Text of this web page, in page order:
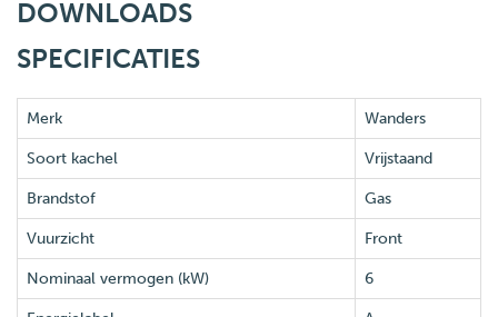
DOWNLOADS
SPECIFICATIES
Merk Wanders
Soort kachel Vrijstaand
Brandstof Gas
Vuurzicht Front
Nominaal vermogen (kW) 6